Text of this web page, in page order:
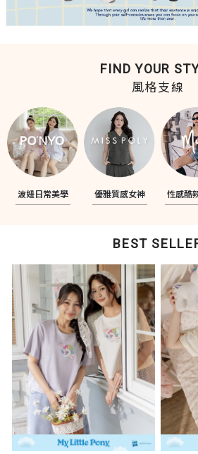
FIND YOUR
風格支線
波妞日常美學 優雅質感女神 性感酷
BEST